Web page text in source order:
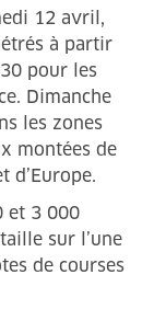
12 avril,
à partir
pour les
Dimanche
les zones
montées de
d’Europe.
et 3 000
sur l’une
de courses